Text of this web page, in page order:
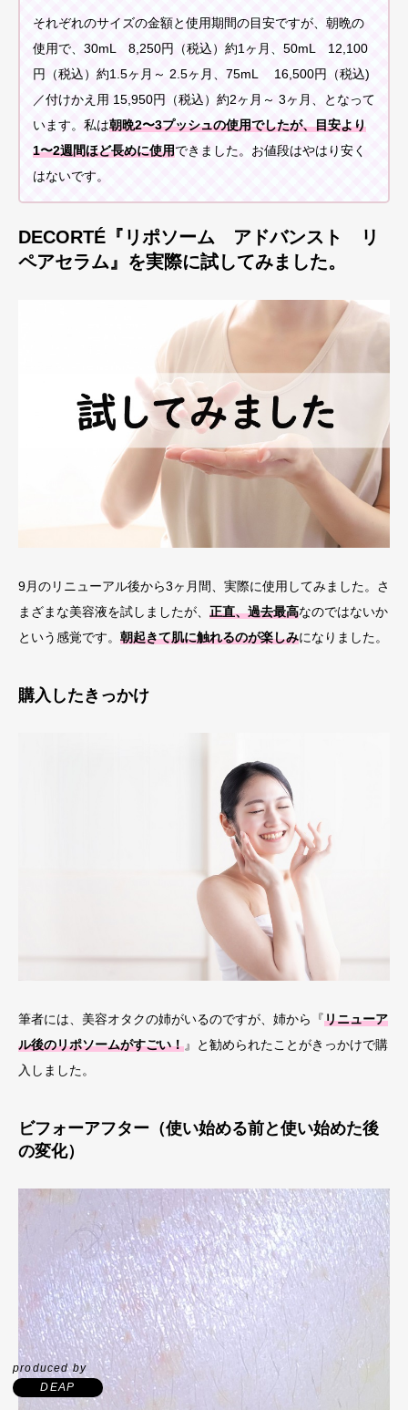
produced by
DEAP
それぞれのサイズの金額と使用期間の目安ですが、朝晩の
使用で、30mL 8,250円（税込）約1ヶ月、50mL 12,100
円（税込）約1.5ヶ月～ 2.5ヶ月、75mL 16,500円（税込)
／付けかえ用 15,950円（税込）約2ヶ月～ 3ヶ月、となって
います。私は朝晩2〜3プッシュの使用でしたが、目安より
1〜2週間ほど長めに使用できました。お値段はやはり安く
はないです。
DECORTÉ『リポソーム アドバンスト リ
ペアセラム』を実際に試してみました。
9月のリニューアル後から3ヶ月間、実際に使用してみました。さ
まざまな美容液を試しましたが、 正直、過去最高なのではないか
という感覚です。 朝起きて肌に触れるのが楽しみになりました。
購入したきっかけ
筆者には、美容オタクの姉がいるのですが、姉から『リニューア
ル後のリポソームがすごい！』と勧められたことがきっかけで購
入しました。
ビフォーアフター（使い始める前と使い始めた後
の変化）